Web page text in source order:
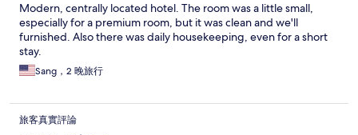
Modern, centrally located hotel. The room was a little small,
especially for a premium room, but it was clean and we'll
furnished. Also there was daily housekeeping, even for a short
stay.
Sang，2 晚旅行
旅客真實評論